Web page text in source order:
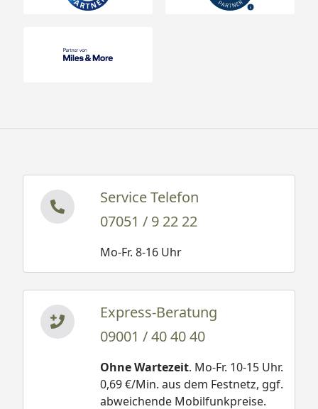
Service Telefon
07051 / 9 22 22
Mo-Fr. 8-16 Uhr
Express-Beratung
09001 / 40 40 40
Ohne Wartezeit. Mo-Fr. 10-15 Uhr.
0,69 €/Min. aus dem Festnetz, ggf.
abweichende Mobilfunkpreise.